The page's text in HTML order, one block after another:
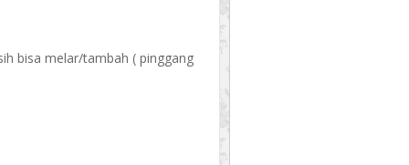
bisa melar/tambah ( pinggang